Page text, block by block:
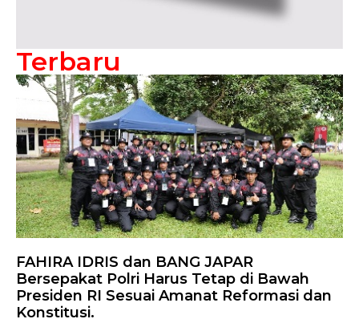
Terbaru
FAHIRA IDRIS dan BANG JAPAR
Bersepakat Polri Harus Tetap di Bawah
Presiden RI Sesuai Amanat Reformasi dan
Konstitusi.